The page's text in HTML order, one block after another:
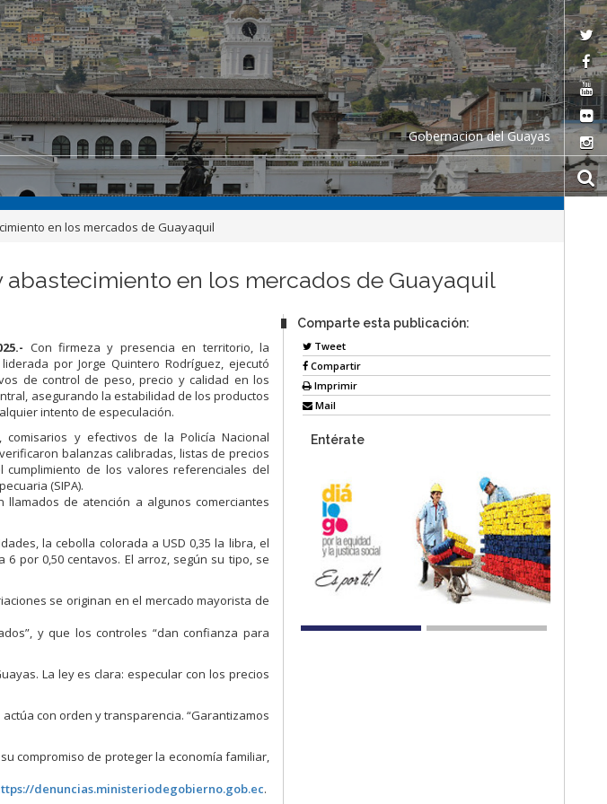
Gobernacion del Guayas
en los mercados de Guayaquil
en los mercados de Guayaquil
Con firmeza y presencia en territorio, la
por Jorge Quintero Rodríguez, ejecutó
de control de peso, precio y calidad en los
asegurando la estabilidad de los productos
intento de especulación.
y efectivos de la Policía Nacional
balanzas calibradas, listas de precios
de los valores referenciales del
(SIPA).
de atención a algunos comerciantes
la cebolla colorada a USD 0,35 la libra, el
por 0,50 centavos. El arroz, según su tipo, se
se originan en el mercado mayorista de
y que los controles “dan confianza para
La ley es clara: especular con los precios
con orden y transparencia. “Garantizamos
compromiso de proteger la economía familiar,
denuncias.ministeriodegobierno.gob.ec.
Comparte esta publicación:
Tweet
Compartir
Imprimir
Mail
Entérate